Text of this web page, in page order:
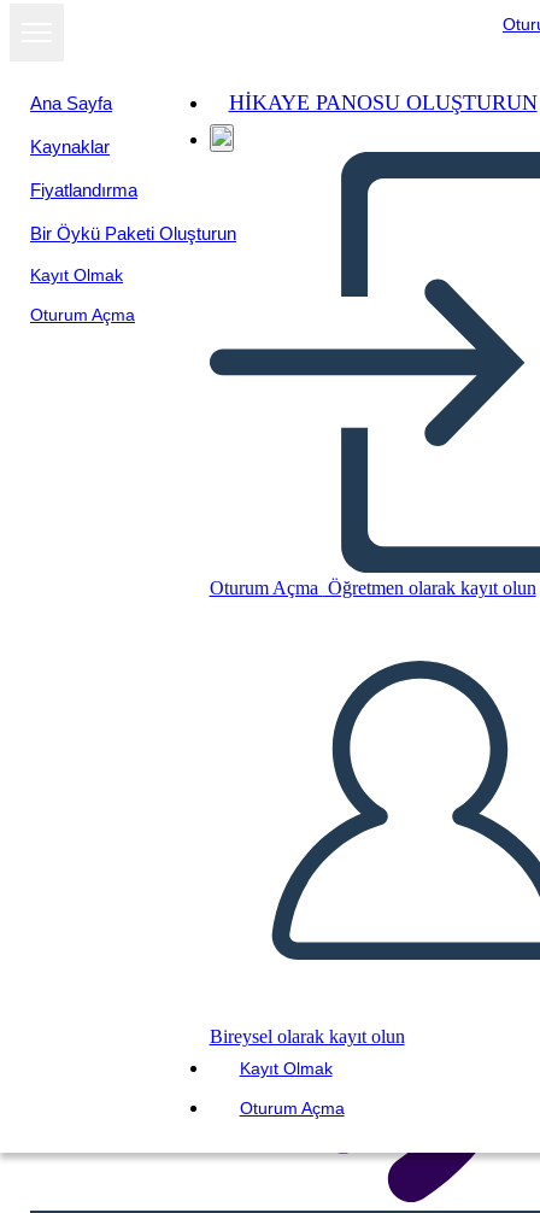
Ana Sayfa
Kaynaklar
Fiyatlandırma
Bir Öykü Paketi Oluşturun
Kayıt Olmak
Oturum Açma
HIKAYE PANOSU OLUŞTURUN
Oturum Açma Öğretmen olarak kayıt olun
Bireysel olarak kayıt olun
Kayıt Olmak
Oturum Açma
Bu Öykü Panosunu kopyala
SLAYT GÖSTERİSİNİ OYNAT
BENİ OKU